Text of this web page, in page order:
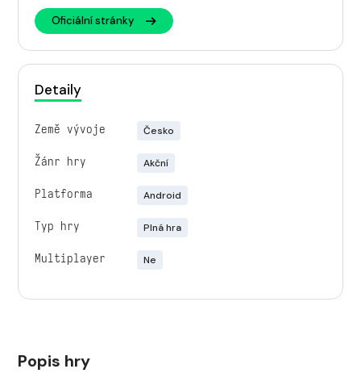
Oficiální stránky
Detaily
Země vývoje Česko
Žánr hry Akční
Platforma Android
Typ hry Plná hra
Multiplayer Ne
Popis hry